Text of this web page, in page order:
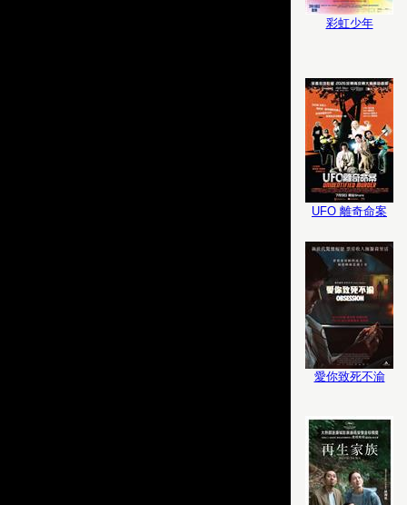
彩虹少年
UFO 離奇命案
愛你致死不渝